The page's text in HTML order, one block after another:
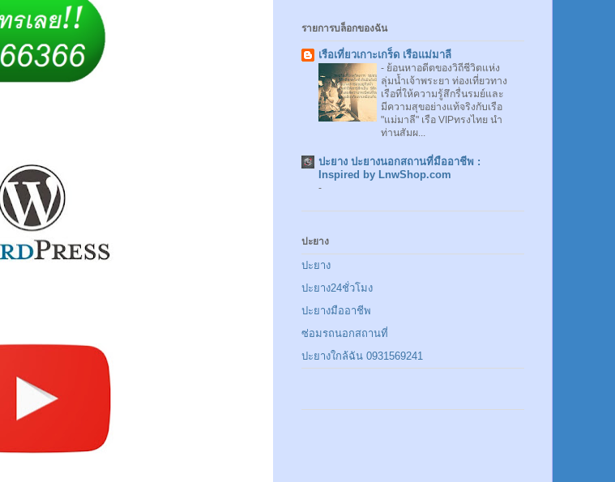
รายการบล็อกของฉัน
เรือเที่ยวเกาะเกร็ด เรือแม่มาลี
- ย้อนหาอดีตของวิถีชีวิตแห่ง
ลุ่มน้ำเจ้าพระยา ท่องเที่ยวทาง
เรือที่ให้ความรู้สึกรื่นรมย์และ
มีความสุขอย่างแท้จริงกับเรือ
"แม่มาลี" เรือ VIPทรงไทย นำ
ท่านสัมผ...
ปะยาง ปะยางนอกสถานที่มืออาชีพ :
Inspired by LnwShop.com
-
ปะยาง
ปะยาง
ปะยาง24ชั่วโมง
ปะยางมืออาชีพ
ซ่อมรถนอกสถานที่
ปะยางใกล้ฉัน 0931569241